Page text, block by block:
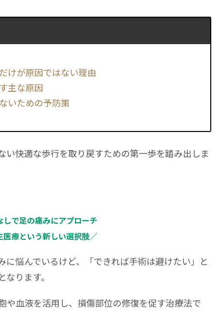
けが原因ではない理由
主な原因
いための予防策
い快適な歩行を取り戻すための第一歩を踏み出しま
しで足の痛みにアプローチ
医療という新しい選択肢／
に悩んでいるけど、「できれば手術は避けたい」と
となります。
や血液を活用し、損傷部位の修復を促す治療法で